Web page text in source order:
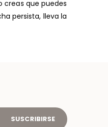
creas que puedes
persista, lleva la
SUSCRIBIRSE